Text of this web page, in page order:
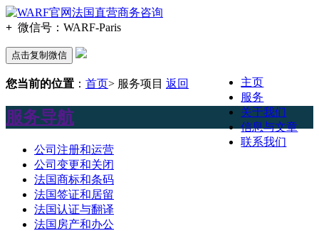
+ 微信号： WARF-Paris
点击复制微信
主页
服务
关于我们
信息与文章
联系我们
您当前的位置 ： 首页> 服务项目 返回
服务导航
公司注册和运营
公司变更和关闭
法国商标和条码
法国签证和居留
法国认证与翻译
法国房产和办公